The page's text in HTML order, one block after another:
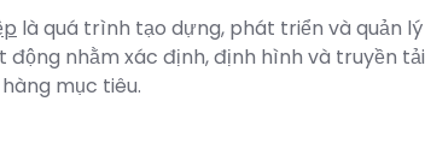
là quá trình tạo dựng, phát triển và quản
nhằm xác định, định hình và truyền
mục tiêu.